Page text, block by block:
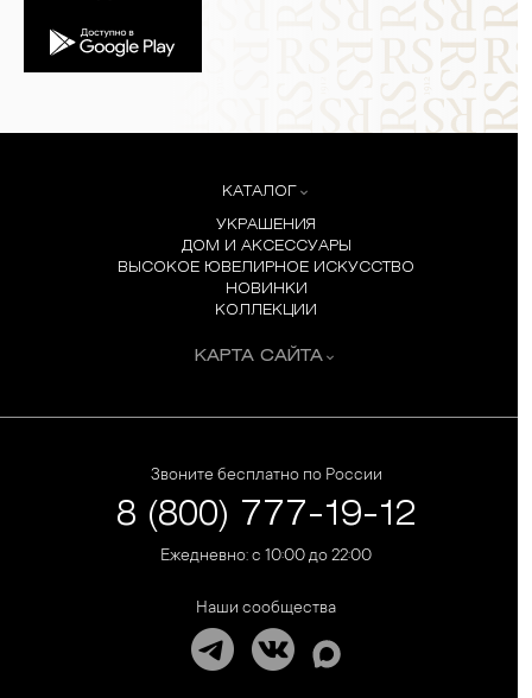
КАТАЛОГ
УКРАШЕНИЯ
ДОМ И АКСЕССУАРЫ
ВЫСОКОЕ ЮВЕЛИРНОЕ ИСКУССТВО
НОВИНКИ
КОЛЛЕКЦИИ
КАРТА САЙТА
Звоните бесплатно по России
8 (800) 777-19-12
Ежедневно: с 10:00 до 22:00
Наши сообщества